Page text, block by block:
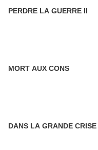
PERDRE LA GUERRE II
MORT AUX CONS
DANS LA GRANDE